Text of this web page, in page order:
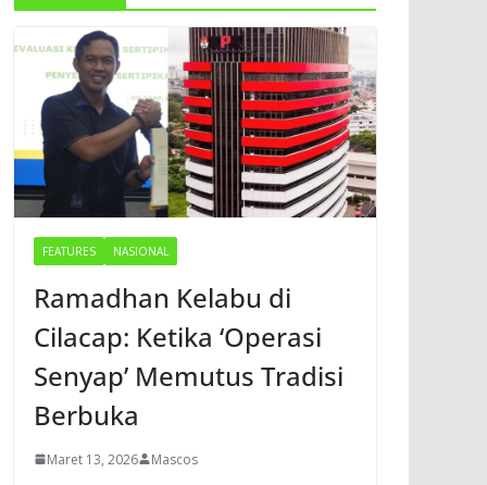
FEATURES NASIONAL
Ramadhan Kelabu di
Cilacap: Ketika ‘Operasi
Senyap’ Memutus Tradisi
Berbuka
Maret 13, 2026 Mascos